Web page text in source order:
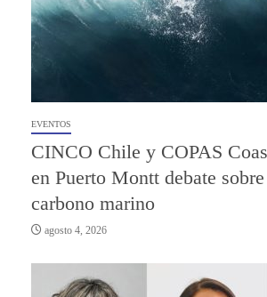
EVENTOS
CINCO Chile y COPAS
en Puerto Montt debate
carbono marino
agosto 4, 2026